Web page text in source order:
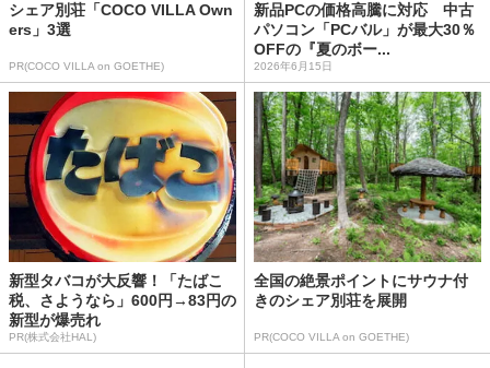
シェア別荘「COCO VILLA Own
ers」3選
PR(COCO VILLA on GOETHE)
新品PCの価格高騰に対応 中古
パソコン「PCバル」が最大30％
OFFの『夏のボー...
2026年6月15日
新型タバコが大反響！「たばこ
税、さようなら」600円→83円の
新型が爆売れ
PR(株式会社HAL)
全国の絶景ポイントにサウナ付
きのシェア別荘を展開
PR(COCO VILLA on GOETHE)